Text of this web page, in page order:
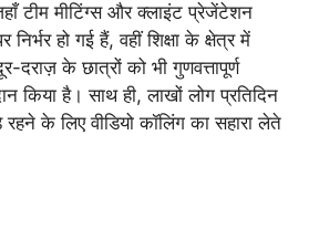
टीम मीटिंग्स और क्लाइंट प्रेजेंटेशन
हो गई हैं, वहीं शिक्षा के क्षेत्र में
के छात्रों को भी गुणवत्तापूर्ण
किया है। साथ ही, लाखों लोग प्रतिदिन
के लिए वीडियो कॉलिंग का सहारा लेते